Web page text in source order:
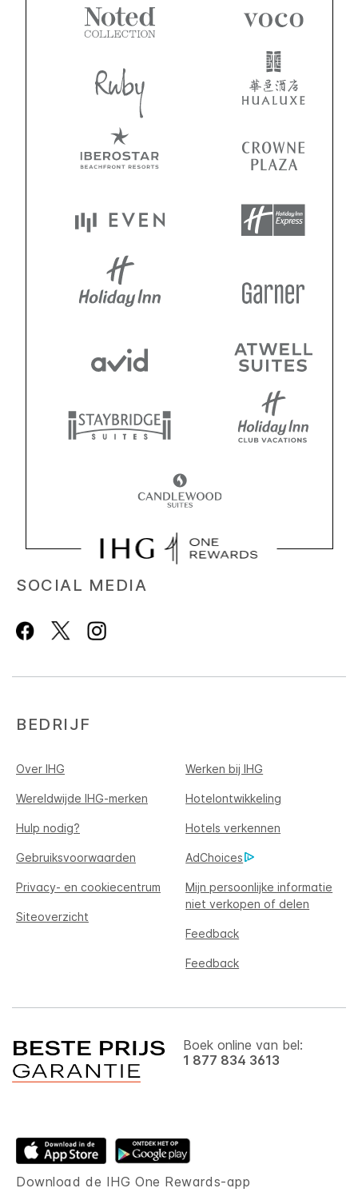
SOCIAL MEDIA
BEDRIJF
Over IHG Werken bij IHG
Wereldwijde IHG-merken Hotelontwikkeling
Hulp nodig? Hotels verkennen
Gebruiksvoorwaarden AdChoices
Privacy- en cookiecentrum
Mijn persoonlijke informatie
niet verkopen of delen
Siteoverzicht
Feedback
Feedback
Boek online van bel:
1 877 834 3613
Download de IHG One Rewards-app